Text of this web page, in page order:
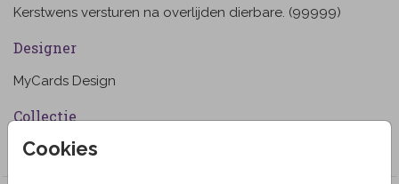
Cookies
Kerstwens versturen na overlijden dierbare. (99999)
Designer
MyCards Design
Collectie
Wenskaarten